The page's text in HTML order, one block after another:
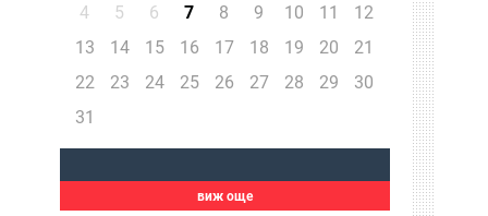
4
5 6 7 8 9 10 11
12
13
14 15 16 17 18 19 20
21
22
23 24 25 26 27 28 29
30
31
виж още